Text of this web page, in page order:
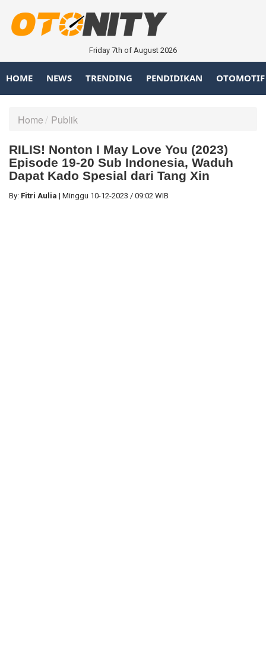
Friday 7th of August 2026
HOME NEWS TRENDING PENDIDIKAN OTOMOTIF
Home Publik
RILIS! Nonton I May Love You (2023)
Episode 19-20 Sub Indonesia, Waduh
Dapat Kado Spesial dari Tang Xin
By: Fitri Aulia | Minggu 10-12-2023 / 09:02 WIB